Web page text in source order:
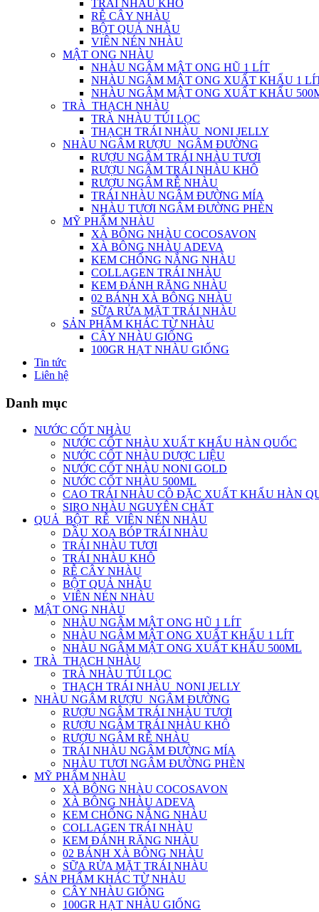
TRÁI NHÀU KHÔ
RỄ CÂY NHÀU
BỘT QUẢ NHÀU
VIÊN NÉN NHÀU
MẬT ONG NHÀU
NHÀU NGÂM MẬT ONG HŨ 1 LÍT
NHÀU NGÂM MẬT ONG XUẤT KHẨU 1
NHÀU NGÂM MẬT ONG XUẤT KHẨU
TRÀ_THẠCH NHÀU
TRÀ NHÀU TÚI LỌC
THẠCH TRÁI NHÀU_NONI JELLY
NHÀU NGÂM RƯỢU_NGÂM ĐƯỜNG
RƯỢU NGÂM TRÁI NHÀU TƯƠI
RƯỢU NGÂM TRÁI NHÀU KHÔ
RƯỢU NGÂM RỄ NHÀU
TRÁI NHÀU NGÂM ĐƯỜNG MÍA
NHÀU TƯƠI NGÂM ĐƯỜNG PHÈN
MỸ PHẨM NHÀU
XÀ BÔNG NHÀU COCOSAVON
XÀ BÔNG NHÀU ADEVA
KEM CHỐNG NẮNG NHÀU
COLLAGEN TRÁI NHÀU
KEM ĐÁNH RĂNG NHÀU
02 BÁNH XÀ BÔNG NHÀU
SỮA RỬA MẶT TRÁI NHÀU
SẢN PHẨM KHÁC TỪ NHÀU
CÂY NHÀU GIỐNG
100GR HẠT NHÀU GIỐNG
Tin tức
Liên hệ
Danh mục
NƯỚC CỐT NHÀU
NƯỚC CỐT NHÀU XUẤT KHẨU HÀN QUỐC
NƯỚC CỐT NHÀU DƯỢC LIỆU
NƯỚC CỐT NHÀU NONI GOLD
NƯỚC CỐT NHÀU 500ML
CAO TRÁI NHÀU CÔ ĐẶC XUẤT KHẨU HÀN
SIRO NHÀU NGUYÊN CHẤT
QUẢ_BỘT_RỄ_VIÊN NÉN NHÀU
DẦU XOA BÓP TRÁI NHÀU
TRÁI NHÀU TƯƠI
TRÁI NHÀU KHÔ
RỄ CÂY NHÀU
BỘT QUẢ NHÀU
VIÊN NÉN NHÀU
MẬT ONG NHÀU
NHÀU NGÂM MẬT ONG HŨ 1 LÍT
NHÀU NGÂM MẬT ONG XUẤT KHẨU 1 LÍT
NHÀU NGÂM MẬT ONG XUẤT KHẨU 500ML
TRÀ_THẠCH NHÀU
TRÀ NHÀU TÚI LỌC
THẠCH TRÁI NHÀU_NONI JELLY
NHÀU NGÂM RƯỢU_NGÂM ĐƯỜNG
RƯỢU NGÂM TRÁI NHÀU TƯƠI
RƯỢU NGÂM TRÁI NHÀU KHÔ
RƯỢU NGÂM RỄ NHÀU
TRÁI NHÀU NGÂM ĐƯỜNG MÍA
NHÀU TƯƠI NGÂM ĐƯỜNG PHÈN
MỸ PHẨM NHÀU
XÀ BÔNG NHÀU COCOSAVON
XÀ BÔNG NHÀU ADEVA
KEM CHỐNG NẮNG NHÀU
COLLAGEN TRÁI NHÀU
KEM ĐÁNH RĂNG NHÀU
02 BÁNH XÀ BÔNG NHÀU
SỮA RỬA MẶT TRÁI NHÀU
SẢN PHẨM KHÁC TỪ NHÀU
CÂY NHÀU GIỐNG
100GR HẠT NHÀU GIỐNG